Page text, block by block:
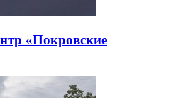
«Покровские